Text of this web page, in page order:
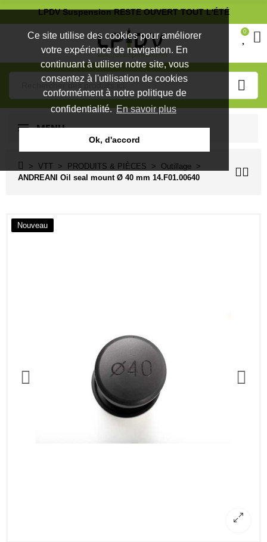
Ce site utilise des cookies pour améliorer
votre expérience de navigation. En
continuant à utiliser notre site, vous
consentez à l'utilisation de cookies
conformément à notre politique de
confidentialité.En savoir plus
Ok, d'accord
LPDV Suspension RESTE OUVERT TOUT L'ÉTÉ
0
MENU
VTT PRODUITS & PIÈCES
Outillage
ANDREANI Oil seal mount Ø 40 mm 14.F01.00640
Nouveau